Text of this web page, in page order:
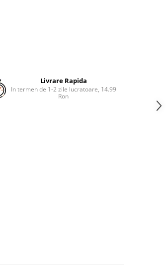
Livrare Rapida
In termen de 1-2 zile lucratoare, 14.99
Ron